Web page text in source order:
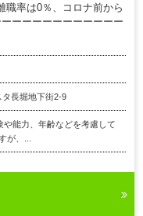
職率は0％、コロナ前から
ーーーーーーーーーーー
長堀地下街2-9
能力、年齢などを考慮して
、...